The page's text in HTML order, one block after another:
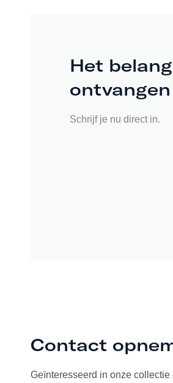
Het
Schrijf je nu direct in.
Contact
Geïnteresseerd in onze